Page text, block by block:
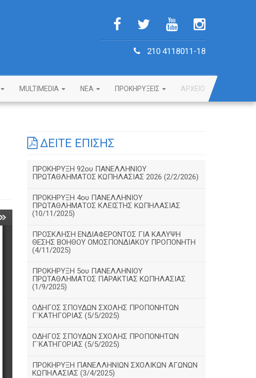
210 4118011-18
MULTIMEDIA NEA ΠΡΟΚΗΡΥΞΕΙΣ ΑΡΧΕΙΟ
ΔΕΙΤΕ ΕΠΙΣΗΣ
ΠΡΟΚΗΡΥΞΗ 92ου ΠΑΝΕΛΛΗΝΙΟΥ
ΠΡΩΤΑΘΛΗΜΑΤΟΣ ΚΩΠΗΛΑΣΙΑΣ 2026 (2/2/2026)
ΠΡΟΚΗΡΥΞΗ 4ου ΠΑΝΕΛΛΗΝΙΟΥ
ΠΡΩΤΑΘΛΗΜΑΤΟΣ ΚΛΕΙΣΤΗΣ ΚΩΠΗΛΑΣΙΑΣ
(10/11/2025)
ΠΡΟΣΚΛΗΣΗ ΕΝΔΙΑΦΕΡΟΝΤΟΣ ΓΙΑ ΚΑΛΥΨΗ
ΘΕΣΗΣ ΒΟΗΘΟΥ ΟΜΟΣΠΟΝΔΙΑΚΟΥ ΠΡΟΠΟΝΗΤΗ
(4/11/2025)
ΠΡΟΚΗΡΥΞΗ 5ου ΠΑΝΕΛΛΗΝΙΟΥ
ΠΡΩΤΑΘΛΗΜΑΤΟΣ ΠΑΡΑΚΤΙΑΣ ΚΩΠΗΛΑΣΙΑΣ
(1/9/2025)
ΟΔΗΓΟΣ ΣΠΟΥΔΩΝ ΣΧΟΛΗΣ ΠΡΟΠΟΝΗΤΩΝ
Γ΄ΚΑΤΗΓΟΡΙΑΣ (5/5/2025)
ΟΔΗΓΟΣ ΣΠΟΥΔΩΝ ΣΧΟΛΗΣ ΠΡΟΠΟΝΗΤΩΝ
Γ΄ΚΑΤΗΓΟΡΙΑΣ (5/5/2025)
ΠΡΟΚΗΡΥΞΗ ΠΑΝΕΛΛΗΝΙΩΝ ΣΧΟΛΙΚΩΝ ΑΓΩΝΩΝ
ΚΩΠΗΛΑΣΙΑΣ (3/4/2025)